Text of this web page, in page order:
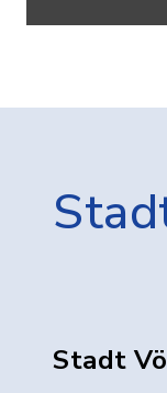
Stadt